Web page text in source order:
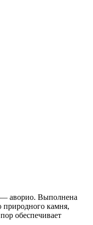
аворио. Выполнена
природного камня,
обеспечивает